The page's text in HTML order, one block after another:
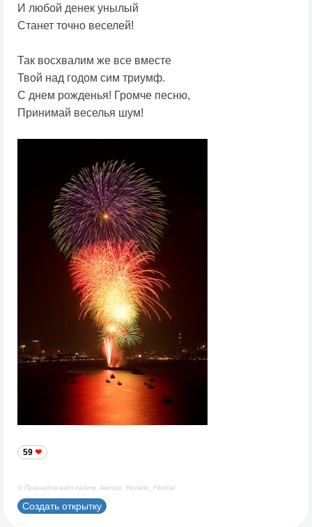
И любой денек унылый
Станет точно веселей!
Так восхвалим же все вместе
Твой над годом сим триумф.
С днем рожденья! Громче песню,
Принимай веселья шум!
59
© Принадлежит сайту. Автор: Horatio_Floreal
Создать открытку